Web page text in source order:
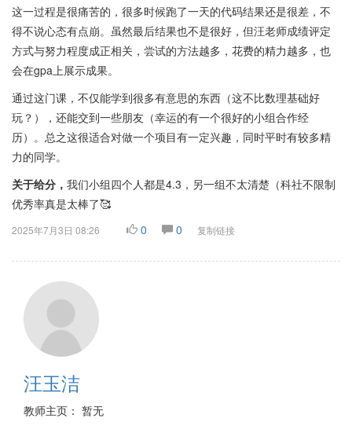
这一过程是很痛苦的，很多时候跑了一天的代码结果还是很差，不
得不说心态有点崩。虽然最后结果也不是很好，但汪老师成绩评定
方式与努力程度成正相关，尝试的方法越多，花费的精力越多，也
会在gpa上展示成果。
通过这门课，不仅能学到很多有意思的东西（这不比数理基础好
玩？），还能交到一些朋友（幸运的有一个很好的小组合作经
历）。总之这很适合对做一个项目有一定兴趣，同时平时有较多精
力的同学。
关于给分， 我们小组四个人都是4.3，另一组不太清楚（科社不限制
优秀率真是太棒了🥰
2025年7月3日 08:26 0 0 复制链接
汪玉洁
教师主页： 暂无